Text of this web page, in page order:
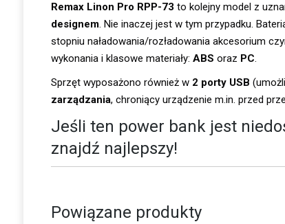
Remax Linon Pro RPP-73 to kolejny model z
designem. Nie inaczej jest w tym przypadku.
stopniu naładowania/rozładowania akcesorium
wykonania i klasowe materiały: ABS oraz PC.
Sprzęt wyposażono również w 2 porty USB
zarządzania, chroniący urządzenie m.in. przed
Jeśli ten power bank jest
znajdź najlepszy!
Powiązane produkty